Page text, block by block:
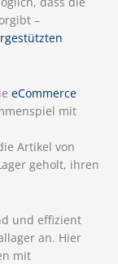
–
eCommerce
mit
Artikel von
geholt, ihren
und effizient
an. Hier
mit